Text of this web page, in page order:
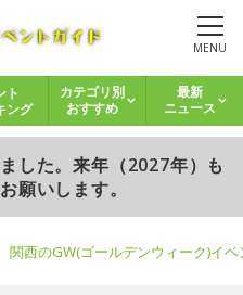
MENU
ト
ング
カテゴリ別
おすすめ
最新
ニュース
した。来年（2027年）も
願いします。
関西のGW(ゴールデンウィーク)イ